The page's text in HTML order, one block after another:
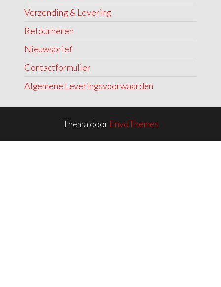
Verzending & Levering
Retourneren
Nieuwsbrief
Contactformulier
Algemene Leveringsvoorwaarden
Thema door EnvoThemes